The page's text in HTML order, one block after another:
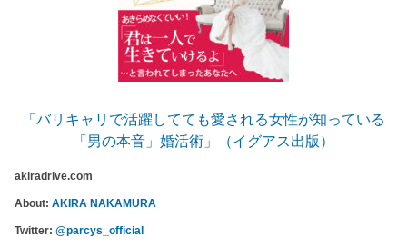
「バリキャリで活躍してても愛される女性が知っている
「男の本音」婚活術」（イグアス出版）
akiradrive.com
About:AKIRA NAKAMURA
Twitter:@parcys_official